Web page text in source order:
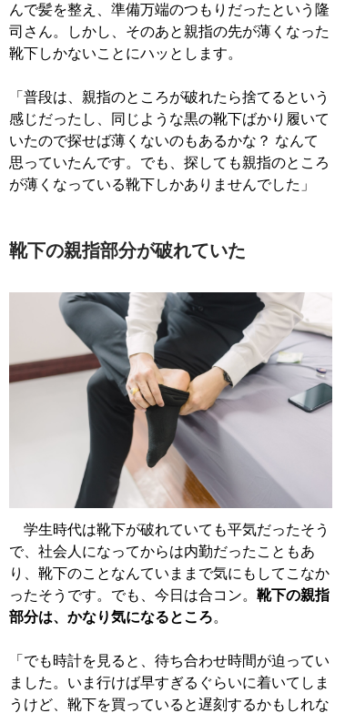
んで髪を整え、準備万端のつもりだったという隆
司さん。しかし、そのあと親指の先が薄くなった
靴下しかないことにハッとします。
「普段は、親指のところが破れたら捨てるという
感じだったし、同じような黒の靴下ばかり履いて
いたので探せば薄くないのもあるかな？ なんて
思っていたんです。でも、探しても親指のところ
が薄くなっている靴下しかありませんでした」
靴下の親指部分が破れていた
学生時代は靴下が破れていても平気だったそう
で、社会人になってからは内勤だったこともあ
り、靴下のことなんていままで気にもしてこなか
ったそうです。でも、今日は合コン。 靴下の親指
部分は、かなり気になるところ。
「でも時計を見ると、待ち合わせ時間が迫ってい
ました。いま行けば早すぎるぐらいに着いてしま
うけど、靴下を買っていると遅刻するかもしれな